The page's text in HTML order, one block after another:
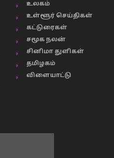
உலகம்
உள்ளூர் செய்திகள்
கட்டுரைகள்
சமூக நலன்
சினிமா துளிகள்
தமிழகம்
விளையாட்டு